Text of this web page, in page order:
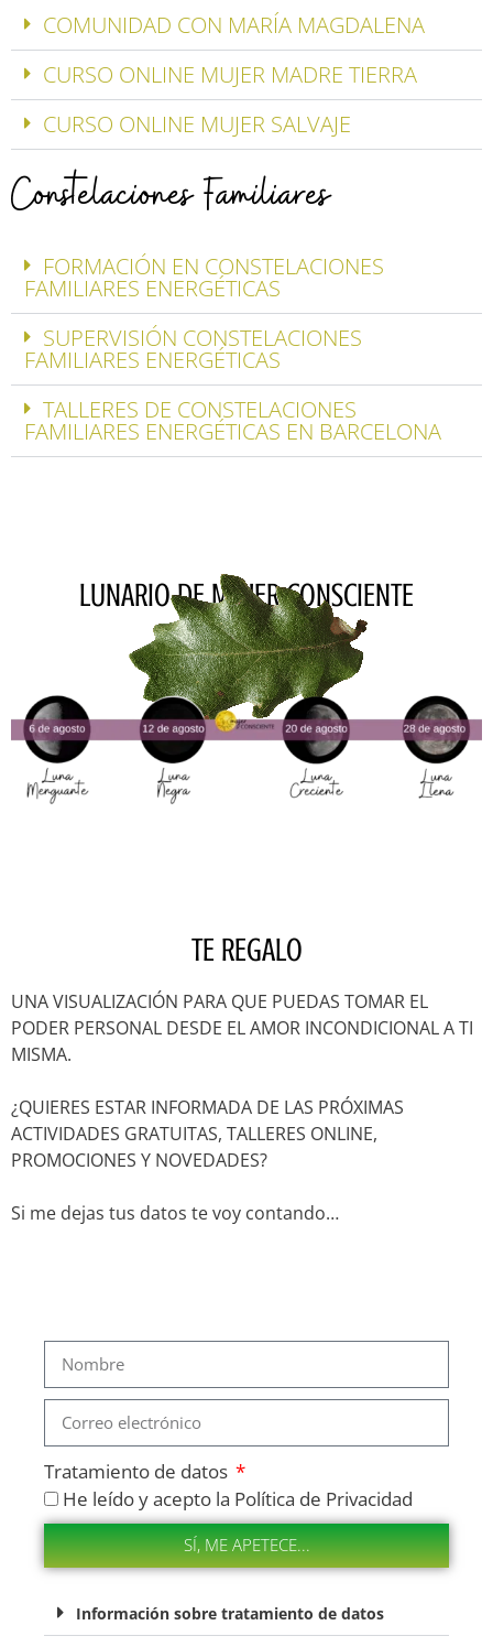
COMUNIDAD CON MARÍA MAGDALENA
CURSO ONLINE MUJER MADRE TIERRA
CURSO ONLINE MUJER SALVAJE
Constelaciones Familiares
FORMACIÓN EN CONSTELACIONES
FAMILIARES ENERGÉTICAS
SUPERVISIÓN CONSTELACIONES
FAMILIARES ENERGÉTICAS
TALLERES DE CONSTELACIONES
FAMILIARES ENERGÉTICAS EN BARCELONA
LUNARIO DE MUJER CONSCIENTE
TE REGALO
UNA VISUALIZACIÓN PARA QUE PUEDAS TOMAR EL
PODER PERSONAL DESDE EL AMOR INCONDICIONAL A TI
MISMA.
¿QUIERES ESTAR INFORMADA DE LAS PRÓXIMAS
ACTIVIDADES GRATUITAS, TALLERES ONLINE,
PROMOCIONES Y NOVEDADES?
Si me dejas tus datos te voy contando…
Tratamiento de datos
He leído y acepto la Política de Privacidad
SÍ, ME APETECE...
Información sobre tratamiento de datos
0 artículos -